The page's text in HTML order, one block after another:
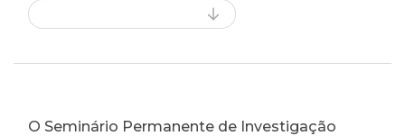
O Seminário Permanente de Investigação